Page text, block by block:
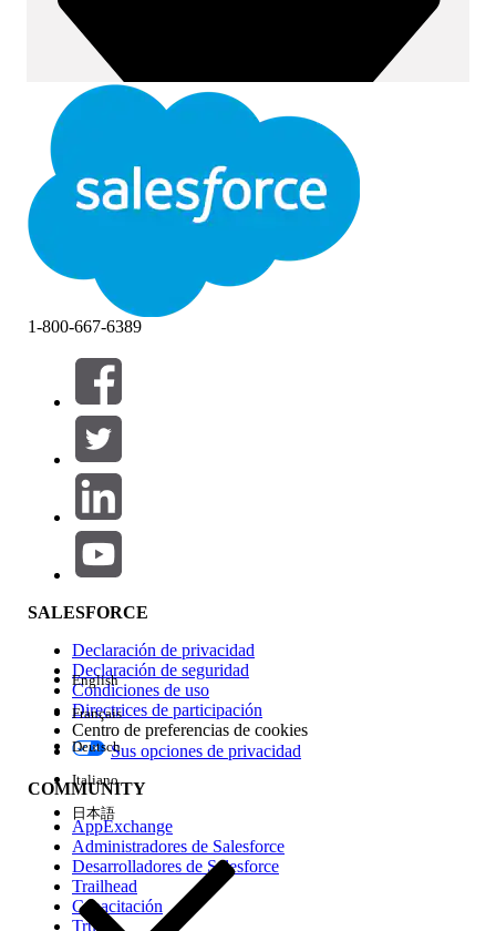
Filtros (0)
SELECCIONAR FILTROS
Área de productos
Repercusión de función
Edición
Experiencia
1-800-667-6389
SALESFORCE
Declaración de privacidad
Declaración de seguridad
Condiciones de uso
Directrices de participación
Centro de preferencias de cookies
Sus opciones de privacidad
COMMUNITY
AppExchange
Administradores de Salesforce
Desarrolladores de Salesforce
Trailhead
Capacitación
Trust
English
Français
Deutsch
Italiano
日本語